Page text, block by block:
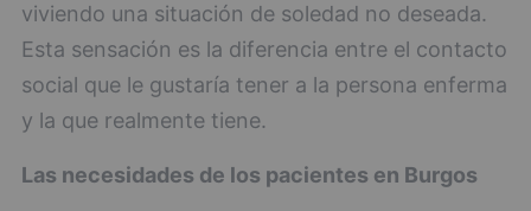
viviendo una situación de soledad no deseada.
Esta sensación es la diferencia entre el contacto
social que le gustaría tener a la persona enferma
y la que realmente tiene.
Las necesidades de los pacientes en Burgos